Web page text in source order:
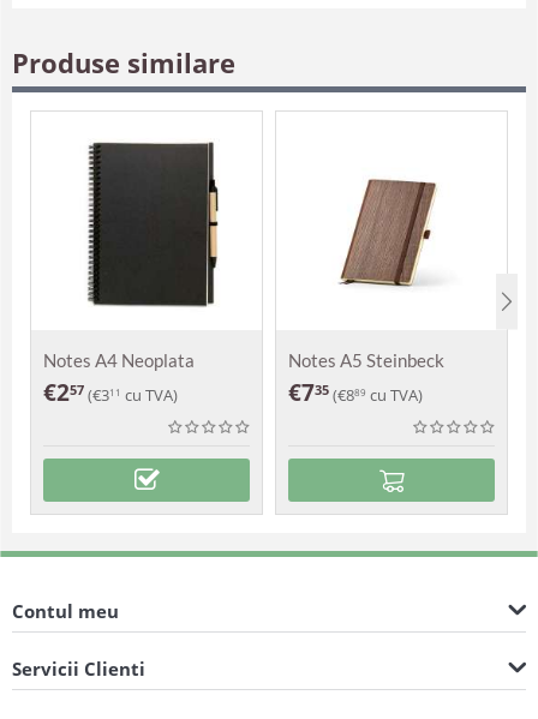
Produse similare
Notes A4 Neoplata
€257 (€311 cu TVA)
Notes A5 Steinbeck
€735 (€889 cu TVA)
Contul meu
Servicii Clienti